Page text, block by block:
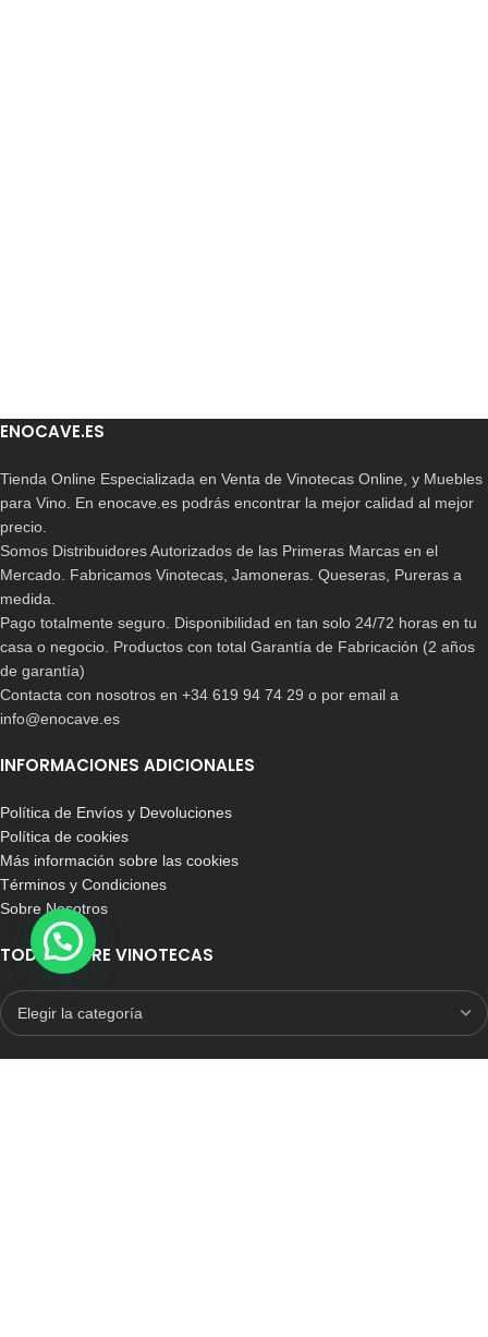
ENOCAVE.ES
Tienda Online Especializada en Venta de Vinotecas Online, y Muebles
para Vino. En enocave.es podrás encontrar la mejor calidad al mejor
precio.
Somos Distribuidores Autorizados de las Primeras Marcas en el
Mercado. Fabricamos Vinotecas, Jamoneras. Queseras, Pureras a
medida.
Pago totalmente seguro. Disponibilidad en tan solo 24/72 horas en tu
casa o negocio. Productos con total Garantía de Fabricación (2 años
de garantía)
Contacta con nosotros en +34 619 94 74 29 o por email a
info@enocave.es
INFORMACIONES ADICIONALES
Política de Envíos y Devoluciones
Política de cookies
Más información sobre las cookies
Términos y Condiciones
Sobre Nosotros
TODO SOBRE VINOTECAS